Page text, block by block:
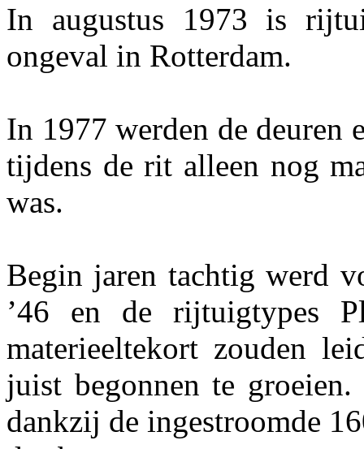
In augustus 1973 is
ongeval in Rotterdam.
In 1977 werden de deuren
tijdens de rit alleen nog
was.
Begin jaren tachtig werd
’46 en de rijtuigtypes
materieeltekort zouden
juist begonnen te
dankzij de ingestroomde